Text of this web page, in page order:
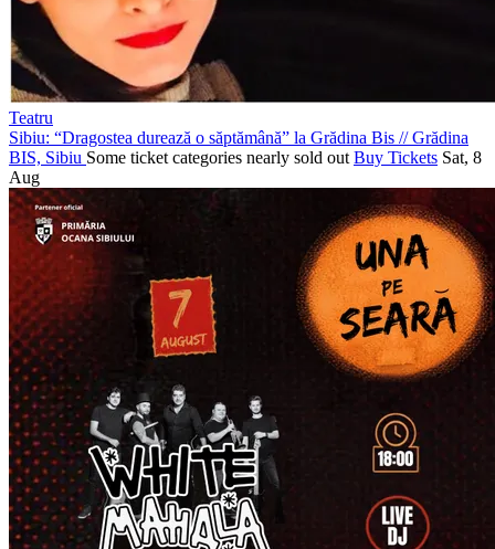
Teatru
Sibiu: “Dragostea durează o săptămână” la Grădina Bis //Grădina
BIS, Sibiu Some ticket categories nearly sold out Buy Tickets Sat, 8
Aug